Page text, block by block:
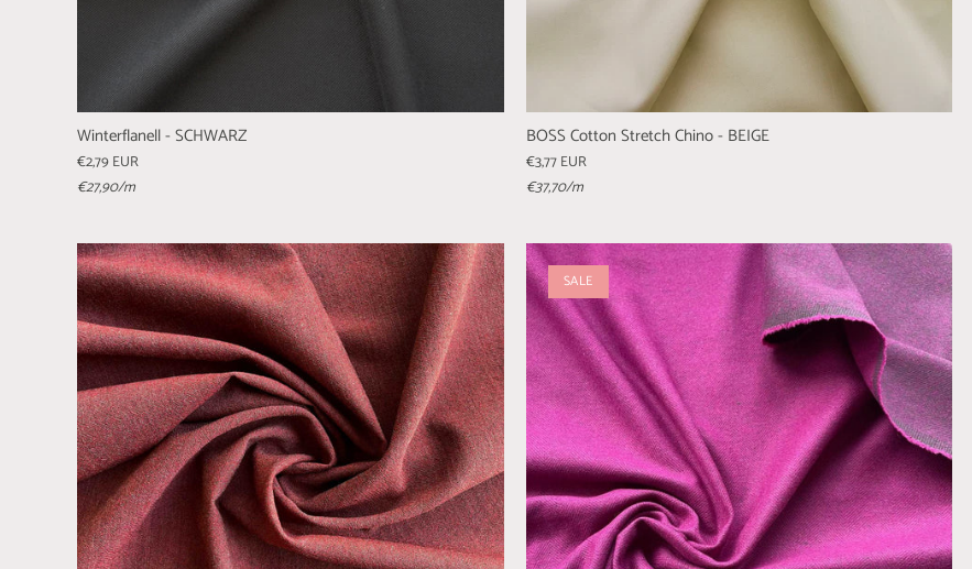
Winterflanell - SCHWARZ
€2,79 EUR
€27,90/m
BOSS Cotton Stretch Chino - BEIGE
€3,77 EUR
€37,70/m
SALE